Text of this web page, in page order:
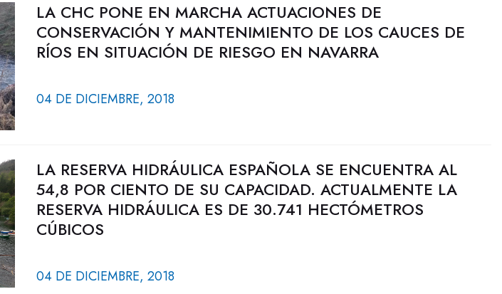
LA CHC PONE EN MARCHA ACTUACIONES DE
CONSERVACIÓN Y MANTENIMIENTO DE LOS CAUCES DE
RÍOS EN SITUACIÓN DE RIESGO EN NAVARRA
04 DE DICIEMBRE, 2018
LA RESERVA HIDRÁULICA ESPAÑOLA SE ENCUENTRA AL
54,8 POR CIENTO DE SU CAPACIDAD. ACTUALMENTE LA
RESERVA HIDRÁULICA ES DE 30.741 HECTÓMETROS
CÚBICOS
04 DE DICIEMBRE, 2018